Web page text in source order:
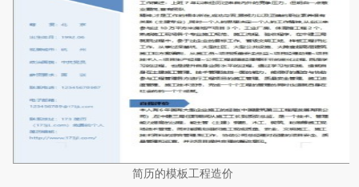
简历的模板工程造价